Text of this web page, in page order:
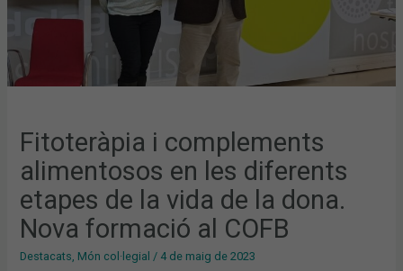
Fitoteràpia i complements
alimentosos en les diferents
etapes de la vida de la dona.
Nova formació al COFB
Destacats Món col·legial / 4 de maig de 2023
DONA.
NOVA